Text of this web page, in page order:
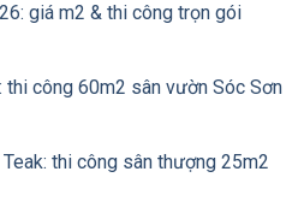
giá m2 & thi công trọn gói
thi công 60m2 sân vườn Sóc Sơn
thi công sân thượng 25m2